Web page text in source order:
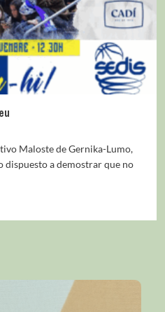
Maloste de Gernika-Lumo,
dispuesto a demostrar que no